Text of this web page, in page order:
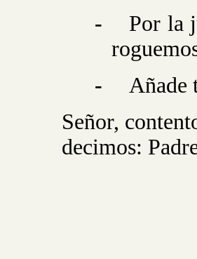
-
Por la
-
Añade
Señor,
decimos: